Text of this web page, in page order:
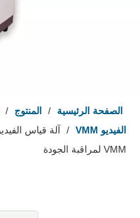
الصفحة الرئيسية / المنتوج /
الفيديو VMM
/
VMM لمراقبة الجودة